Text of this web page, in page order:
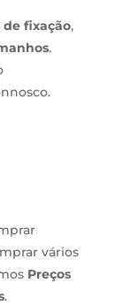
fixação,
.
vários
Preços
.